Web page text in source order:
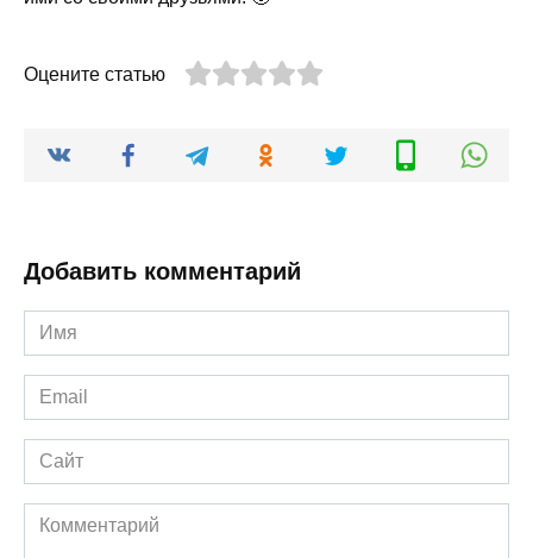
Оцените статью
Добавить комментарий
Имя
*
Email
*
Сайт
Комментарий